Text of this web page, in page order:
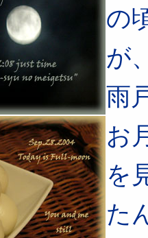
の
が
雨
お
を
た